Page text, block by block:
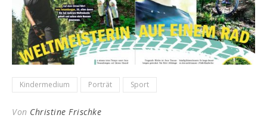
Kindermedium Porträt Sport
Von Christine Frischke